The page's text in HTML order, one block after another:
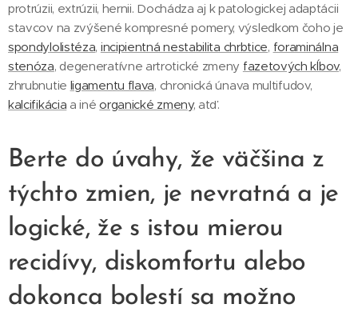
protrúzii, extrúzii, hernii. Dochádza aj k patologickej adaptácii
stavcov na zvýšené kompresné pomery, výsledkom čoho je
spondylolistéza, incipientná nestabilita chrbtice, foraminálna
stenóza, degeneratívne artrotické zmeny fazetových kĺbov,
zhrubnutie ligamentu flava, chronická únava multifudov,
kalcifikácia a inéorganické zmeny, atď.
Berte do úvahy, že väčšina z
týchto zmien, je nevratná a je
logické, že s istou mierou
recidívy, diskomfortu alebo
dokonca bolestí sa možno